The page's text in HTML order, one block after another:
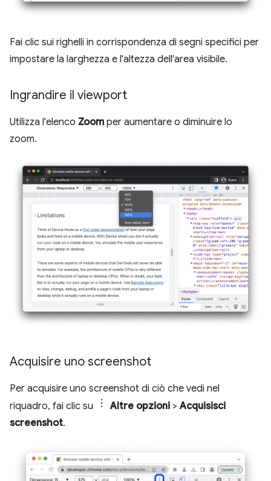
Fai clic sui righelli in corrispondenza di segni specifici per
impostare la larghezza e l'altezza dell'area visibile.
Ingrandire il viewport
Utilizza l'elenco Zoom per aumentare o diminuire lo
zoom.
Acquisire uno screenshot
Per acquisire uno screenshot di ciò che vedi nel
riquadro, fai clic su
Altre opzioni >Acquisisci
screenshot.